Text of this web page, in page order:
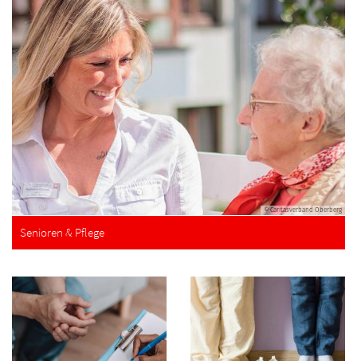
© Caritasverband Oberberg
Senioren & Pflege